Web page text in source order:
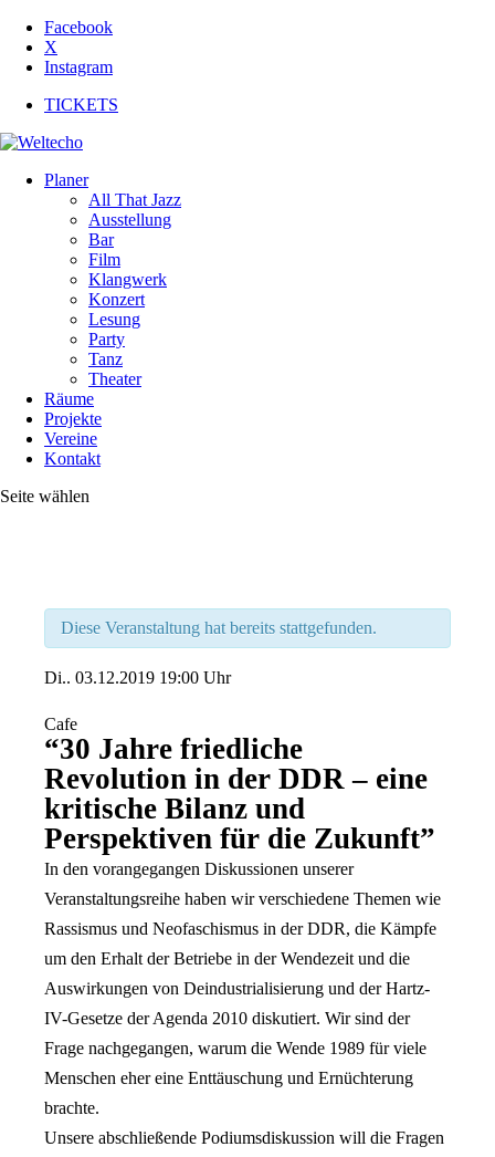
Facebook
X
Instagram
TICKETS
Planer
All That Jazz
Ausstellung
Bar
Film
Klangwerk
Konzert
Lesung
Party
Tanz
Theater
Räume
Projekte
Vereine
Kontakt
Seite wählen
Diese Veranstaltung hat bereits stattgefunden.
Di.. 03.12.2019 19:00 Uhr
Cafe
“30 Jahre friedliche
Revolution in der DDR – eine
kritische Bilanz und
Perspektiven für die Zukunft”
In den vorangegangen Diskussionen unserer
Veranstaltungsreihe haben wir verschiedene Themen wie
Rassismus und Neofaschismus in der DDR, die Kämpfe
um den Erhalt der Betriebe in der Wendezeit und die
Auswirkungen von Deindustrialisierung und der Hartz-
IV-Gesetze der Agenda 2010 diskutiert. Wir sind der
Frage nachgegangen, warum die Wende 1989 für viele
Menschen eher eine Enttäuschung und Ernüchterung
brachte.
Unsere abschließende Podiumsdiskussion will die Fragen